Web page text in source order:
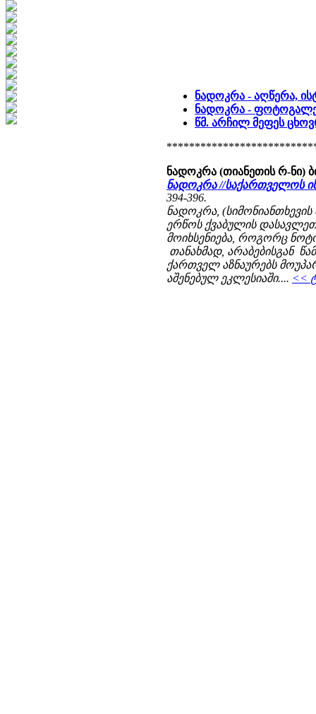
ნადოკრა - აღწერა,
ნადოკრა -
წმ. არჩილ მეფეს
ნადოკრა (თიანეთის რ-ნი)
ნადოკრა //საქართველოს
394-396.
ნადოკრა,
ერწოს ქვაბულის
მოიხსენიება, როგორც
თანახმად, არაბებისგან
ქართველ აზნაურებს
აშენებულ ეკლესიაში.... <<